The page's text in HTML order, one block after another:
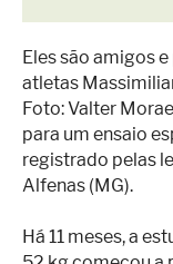
Eles são amigos
atletas
Foto: Valter
para um ensaio
registrado pelas
Alfenas (MG).
Há 11 meses, a